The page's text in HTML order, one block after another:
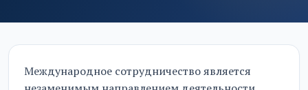
Международное сотрудничество является